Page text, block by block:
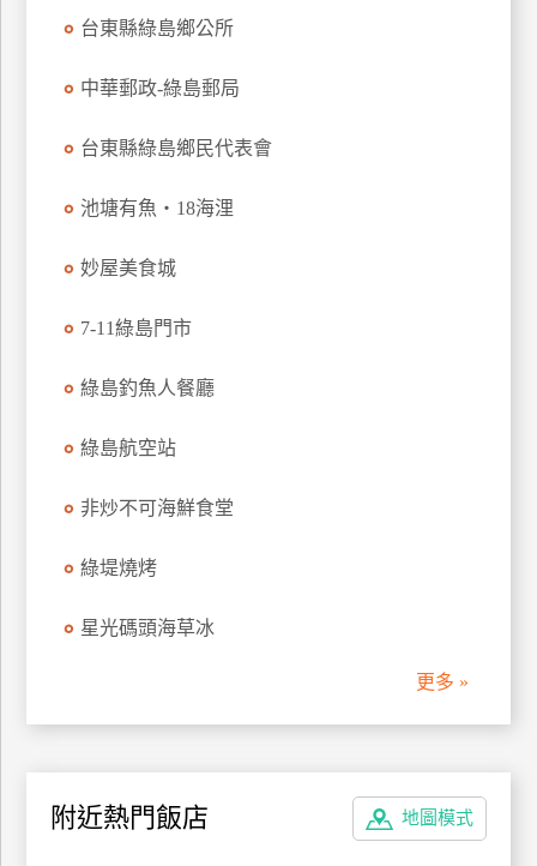
台東縣綠島鄉公所
中華郵政-綠島郵局
台東縣綠島鄉民代表會
池塘有魚‧18海浬
妙屋美食城
7-11綠島門市
綠島釣魚人餐廳
綠島航空站
非炒不可海鮮食堂
綠堤燒烤
星光碼頭海草冰
更多 »
地圖模式
附近熱門飯店